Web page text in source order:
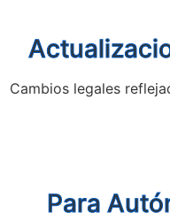
Cambios legales
Para